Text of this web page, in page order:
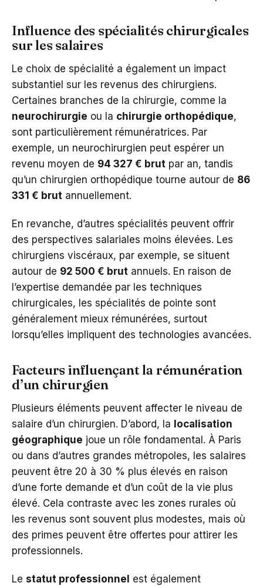
Influence des spécialités chirurgicales
sur les salaires
Le choix de spécialité a également un impact
substantiel sur les revenus des chirurgiens.
Certaines branches de la chirurgie, comme la
neurochirurgie ou la chirurgie orthopédique,
sont particulièrement rémunératrices. Par
exemple, un neurochirurgien peut espérer un
revenu moyen de 94 327 € brut par an, tandis
qu’un chirurgien orthopédique tourne autour de 86
331 € brut annuellement.
En revanche, d’autres spécialités peuvent offrir
des perspectives salariales moins élevées. Les
chirurgiens viscéraux, par exemple, se situent
autour de 92 500 € brut annuels. En raison de
l’expertise demandée par les techniques
chirurgicales, les spécialités de pointe sont
généralement mieux rémunérées, surtout
lorsqu’elles impliquent des technologies avancées.
Facteurs influençant la rémunération
d’un chirurgien
Plusieurs éléments peuvent affecter le niveau de
salaire d’un chirurgien. D’abord, la localisation
géographique joue un rôle fondamental. À Paris
ou dans d’autres grandes métropoles, les salaires
peuvent être 20 à 30 % plus élevés en raison
d’une forte demande et d’un coût de la vie plus
élevé. Cela contraste avec les zones rurales où
les revenus sont souvent plus modestes, mais où
des primes peuvent être offertes pour attirer les
professionnels.
Le statut professionnel est également